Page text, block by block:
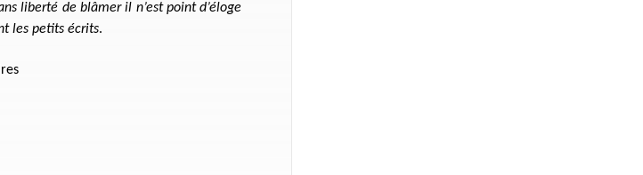
liberté de blâmer il n’est point d’éloge
les petits écrits.